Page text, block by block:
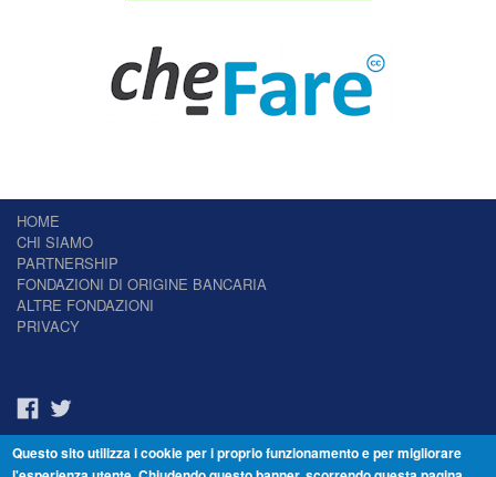
HOME
CHI SIAMO
PARTNERSHIP
FONDAZIONI DI ORIGINE BANCARIA
ALTRE FONDAZIONI
PRIVACY
Il Giornale delle Fondazioni - Periodico telematico
Questo sito utilizza i cookie per i proprio funzionamento e per migliorare